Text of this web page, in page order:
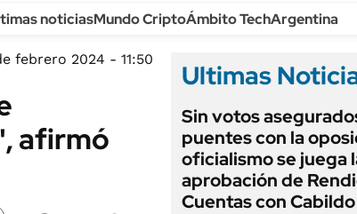
noticiasMundo CriptoÁmbito TechArgentina
febrero 2024 - 11:50
afirmó
Ultimas
Sin votos
puentes con la
oficialismo se juega
aprobación de
Cuentas con